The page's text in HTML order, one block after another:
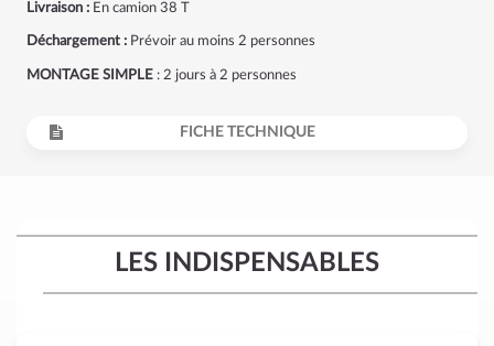
Livraison : En camion 38 T
Déchargement : Prévoir au moins 2 personnes
MONTAGE SIMPLE : 2 jours à 2 personnes
FICHE TECHNIQUE
LES INDISPENSABLES